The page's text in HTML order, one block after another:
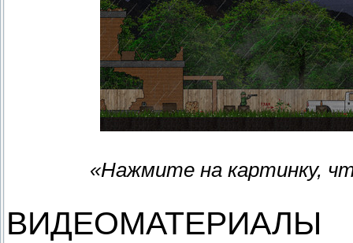
«Нажмите на картинку,
ВИДЕОМАТЕРИАЛЫ